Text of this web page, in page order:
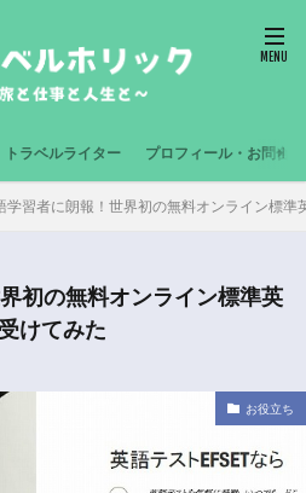
トラベルライター プロフィール・お問合せ
学習者に朗報！世界初の無料オンライン標準
初の無料オンライン標準英
けてみた
お役立ち